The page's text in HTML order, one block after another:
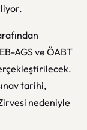
AGS ve ÖABT
tarihi,
nedeniyle